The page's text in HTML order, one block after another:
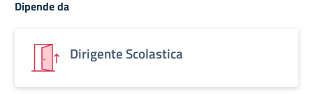
Dipende da
Dirigente Scolastica